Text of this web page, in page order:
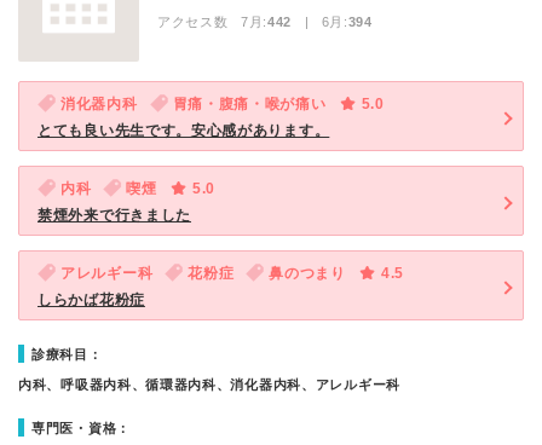
アクセス数 7月:442 | 6月:394
消化器内科 胃痛・腹痛・喉が痛い
5.0
とても良い先生です。安心感があります。
内科 喫煙
5.0
禁煙外来で行きました
アレルギー科 花粉症 鼻のつまり
4.5
しらかば花粉症
診療科目：
内科、呼吸器内科、循環器内科、消化器内科、アレルギー科
専門医・資格：